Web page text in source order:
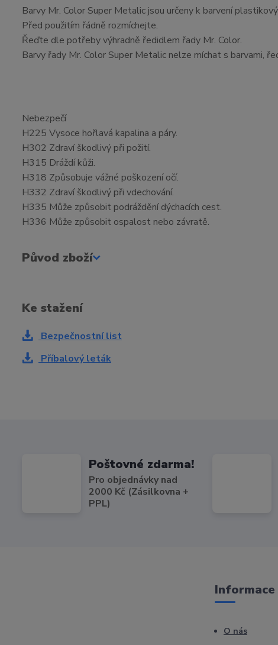
Barvy Mr. Color Super Metalic jsou určeny k barvení
Před použitím řádně rozmíchejte.
Řeďte dle potřeby výhradně ředidlem řady Mr. Color.
Barvy řady Mr. Color Super Metalic nelze míchat s barvami,
Nebezpečí
H225 Vysoce hořlavá kapalina a páry.
H302 Zdraví škodlivý při požití.
H315 Dráždí kůži.
H318 Způsobuje vážné poškození očí.
H332 Zdraví škodlivý při vdechování.
H335 Může způsobit podráždění dýchacích cest.
H336 Může způsobit ospalost nebo závratě.
Původ zboží
Ke stažení
Bezpečnostní list
Příbalový leták
Poštovné zdarma!
Pro objednávky nad
2000 Kč (Zásilkovna +
PPL)
O nás